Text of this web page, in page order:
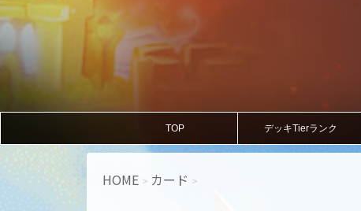
TOP デッキTierランク
HOME > カード >